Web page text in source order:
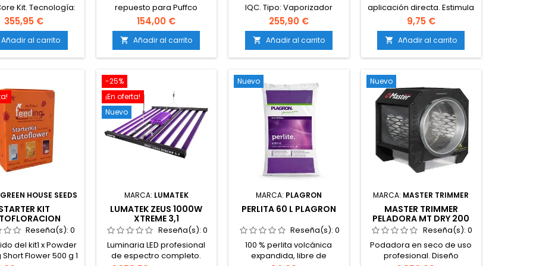
Kit. Tecnología:
3D patentada.
Bluetooth.
Aplicación
Connect. Diseño:
y sin vidrio. Flujo
355,95 €
Añadir al carrito
repuesto para Puffco
154,00 €
 Añadir al carrito
IQC. Tipo: Vaporizador
portátil. Sistema de
calentamiento:
Conducción. Rango de
temperatura: Ajustable con
precisión. Cámara de
Circuito de vapor: Zirconio y
vidrio. Batería: 1 × 18650
extraíble. Carga: USB-C.
Material del cuerpo:
Aluminio anodizado. Uso:
Hierbas secas.
255,90 €
 Añadir al carrito
aplicación directa. Estimula
el desarrollo rápido de
raíces. Favorece la
formación de numerosos
pelos radiculares. Protege
la zona de corte del
porcentaje de éxito en el
enraizamiento. Fácil
aplicación gracias a su
textura en gel.
9,75 €
 Añadir al carrito
GREEN HOUSE SEEDS
KIT
FEEDING
Reseña(s):0
del kit1 x Powder
Flower 500 g 1
-25%
¡En oferta!
Nuevo
MARCA: LUMATEK
LUMATEK ZEUS 1000W
XTREME 3,1
Reseña(s): 0
Luminaria LED profesional
de espectro completo.
Nuevo
MARCA: PLAGRON
PERLITA 60 L PLAGRON
Reseña(s):0
100 % perlita volcánica
expandida, libre de
Nuevo
MARCA: MASTER TRIMMER
MASTER TRIMMER
PELADORA MT DRY 200
LITEReseña(s): 0
Podadora en seco de uso
profesional. Diseño